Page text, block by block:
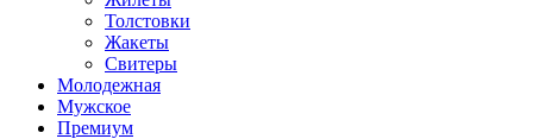
Толстовки
Жакеты
Свитеры
Молодежная
Мужское
Премиум